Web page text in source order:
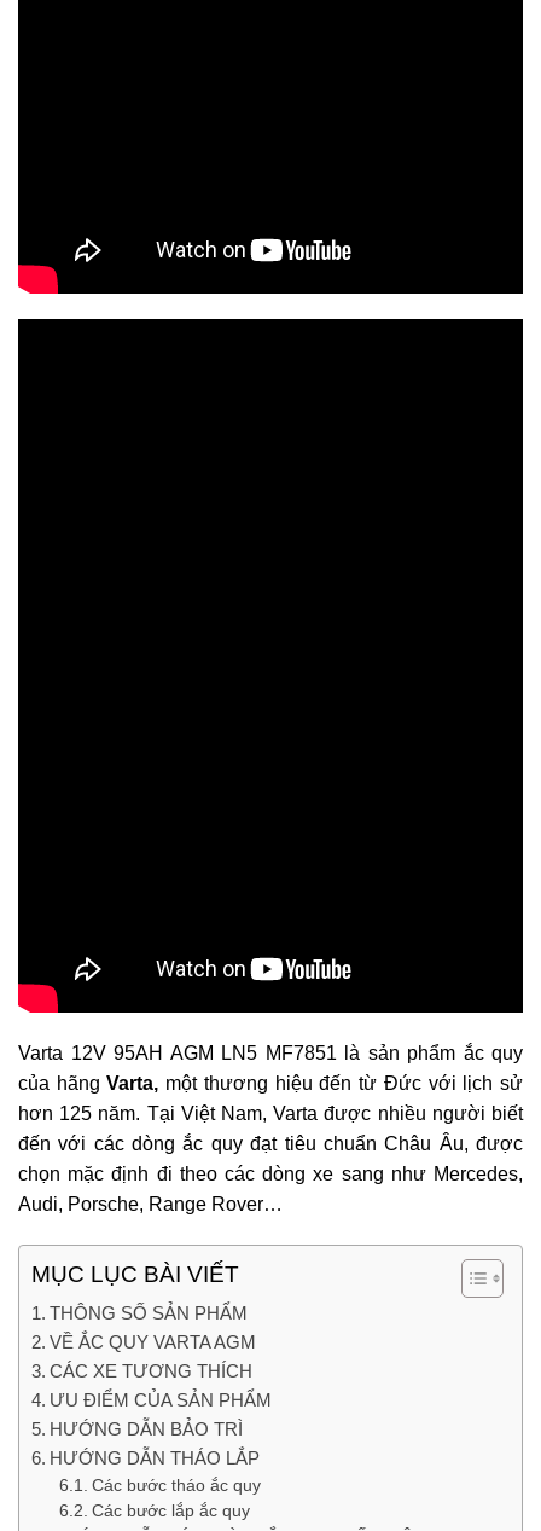
Varta 12V 95AH AGM LN5 MF7851 là sản phẩm ắc quy
của hãngVarta, một thương hiệu đến từ Đức với lịch sử
hơn 125 năm. Tại Việt Nam, Varta được nhiều người biết
đến với các dòng ắc quy đạt tiêu chuẩn Châu Âu, được
chọn mặc định đi theo các dòng xe sang như Mercedes,
Audi, Porsche, Range Rover…
MỤC LỤC BÀI VIẾT
THÔNG SỐ SẢN PHẨM
VỀ ẮC QUY VARTA AGM
CÁC XE TƯƠNG THÍCH
ƯU ĐIỂM CỦA SẢN PHẨM
HƯỚNG DẪN BẢO TRÌ
HƯỚNG DẪN THÁO LẮP
Các bước tháo ắc quy
Các bước lắp ắc quy